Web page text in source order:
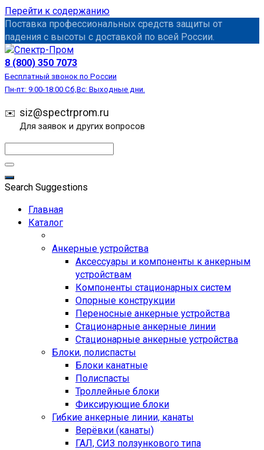
Перейти к содержанию
Поставка профессиональных средств защиты от
падения с высоты с доставкой по всей России.
8 (800) 350 7073
Бесплатный звонок по России
Пн-пт: 9:00-18:00 Сб,Вс: Выходные дни.
siz@spectrprom.ru
Для заявок и других вопросов
Search Suggestions
Главная
Каталог
Анкерные устройства
Аксессуары и компоненты к анкерным
устройствам
Компоненты стационарных систем
Опорные конструкции
Переносные анкерные устройства
Стационарные анкерные линии
Стационарные анкерные устройства
Блоки, полиспасты
Блоки канатные
Полиспасты
Троллейные блоки
Фиксирующие блоки
Гибкие анкерные линии, канаты
Верёвки (канаты)
ГАЛ, СИЗ ползункового типа